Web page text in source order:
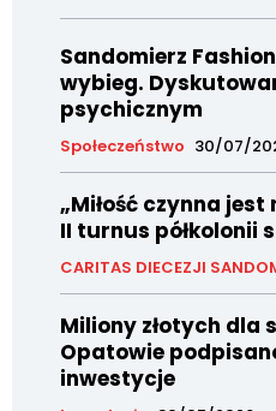
Sandomierz
wybieg.
psychicznym
Społeczeństwo 30/07/
„Miłość czynna
II turnus półkolonii
CARITAS DIECEZJI
Miliony złotych dla
Opatowie
inwestycje